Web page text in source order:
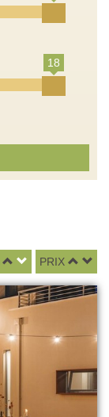
18
PRIX